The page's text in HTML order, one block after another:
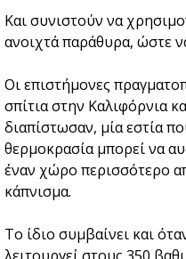
Και συνιστούν να
ανοιχτά παράθυρα, ώστε
Οι επιστήμονες
σπίτια στην Καλιφόρνια
διαπίστωσαν, μία εστία
θερμοκρασία μπορεί να
έναν χώρο περισσότερο
κάπνισμα.
Το ίδιο συμβαίνει και